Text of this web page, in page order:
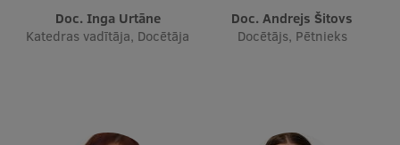
Doc. Inga Urtāne
Katedras vadītāja, Docētāja
Doc. Andrejs Šitovs
Docētājs, Pētnieks